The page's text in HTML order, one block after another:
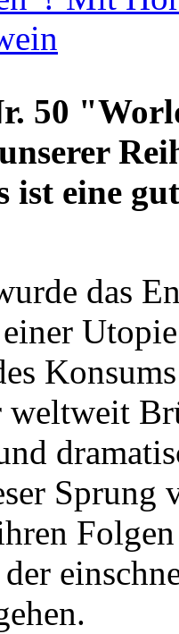
50
ist eine
das
Sprung